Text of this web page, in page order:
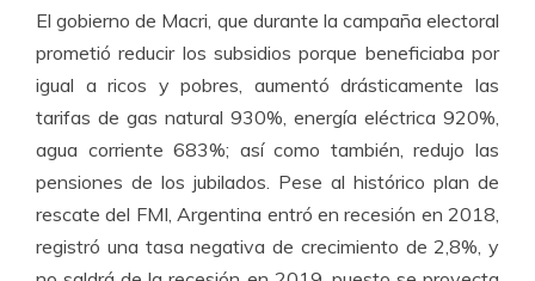
El gobierno de Macri, que durante la campaña electoral
prometió reducir los subsidios porque beneficiaba por
igual a ricos y pobres, aumentó drásticamente las
tarifas de gas natural 930%, energía eléctrica 920%,
agua corriente 683%; así como también, redujo las
pensiones de los jubilados. Pese al histórico plan de
rescate del FMI, Argentina entró en recesión en 2018,
registró una tasa negativa de crecimiento de 2,8%, y